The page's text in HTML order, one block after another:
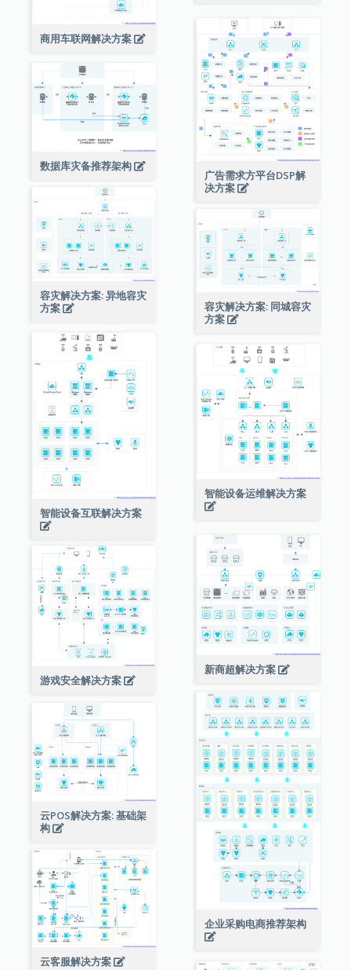
商用车联网解决方案
广告需求方平台DSP解
决方案
数据库灾备推荐架构
容灾解决方案: 异地容灾
方案
容灾解决方案: 同城容灾
方案
智能设备互联解决方案
智能设备运维解决方案
新商超解决方案
游戏安全解决方案
企业采购电商推荐架构
云POS解决方案: 基础架
构
云客服解决方案